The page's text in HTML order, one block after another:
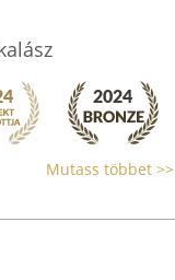
Mutass többet >>